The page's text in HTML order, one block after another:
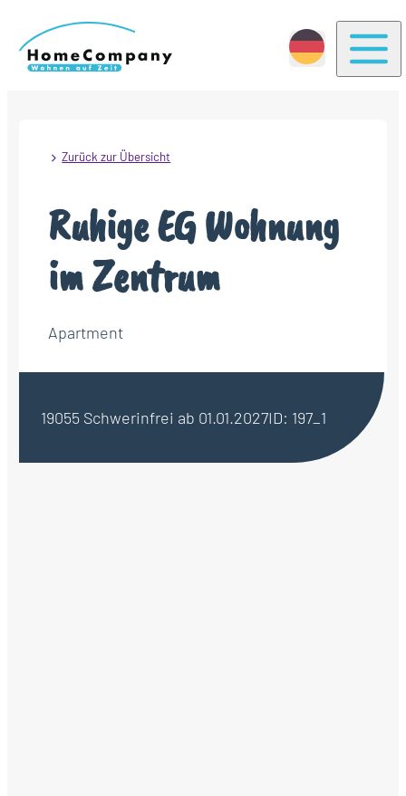
Zurück zur Übersicht
Ruhige EG Wohnung
im Zentrum
Apartment
19055 Schwerinfrei ab 01.01.2027ID: 197_1